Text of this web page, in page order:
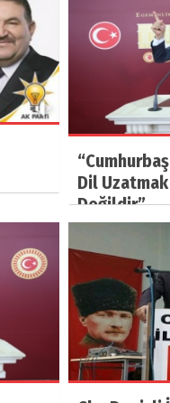
Dil
Değildir”